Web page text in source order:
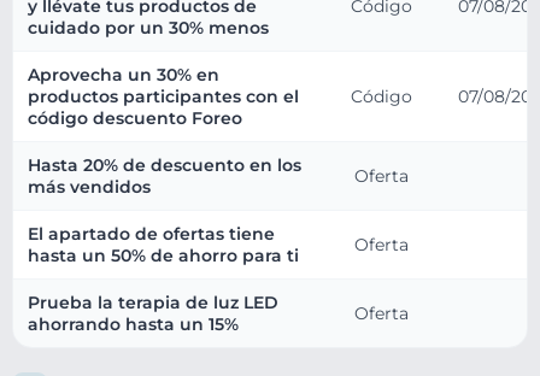
y llévate tus productos de
cuidado por un 30% menos
Código 07/08/
Aprovecha un 30% en
productos participantes con el
código descuento Foreo
Código 07/08/
Hasta 20% de descuento en los
más vendidos
Oferta
El apartado de ofertas tiene
hasta un 50% de ahorro para ti
Oferta
Prueba la terapia de luz LED
ahorrando hasta un 15%
Oferta